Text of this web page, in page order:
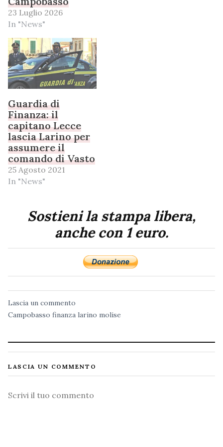
23 Luglio 2026
In "News"
Guardia di
Finanza: il
capitano Lecce
lascia Larino per
assumere il
comando di Vasto
25 Agosto 2021
In "News"
Sostieni la stampa libera,
anche con 1 euro.
Lascia un commento
Campobasso finanza larino molise
LASCIA UN COMMENTO
Commento